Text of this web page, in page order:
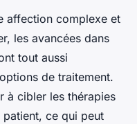
affection complexe et
les avancées dans
tout aussi
de traitement.
à cibler les thérapies
ce qui peut